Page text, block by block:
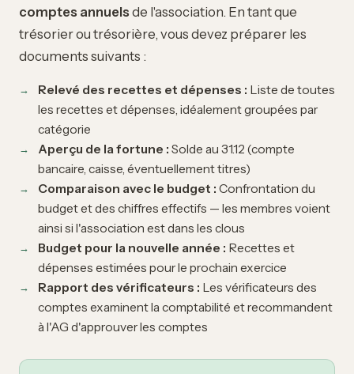
comptes annuels de l'association. En tant que
trésorier ou trésorière, vous devez préparer les
documents suivants :
Relevé des recettes et dépenses : Liste de toutes
les recettes et dépenses, idéalement groupées par
catégorie
Aperçu de la fortune : Solde au 31.12 (compte
bancaire, caisse, éventuellement titres)
Comparaison avec le budget : Confrontation du
budget et des chiffres effectifs — les membres voient
ainsi si l'association est dans les clous
Budget pour la nouvelle année : Recettes et
dépenses estimées pour le prochain exercice
Rapport des vérificateurs : Les vérificateurs des
comptes examinent la comptabilité et recommandent
à l'AG d'approuver les comptes